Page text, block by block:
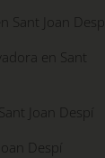
Sant Joan Despí
en Sant
Joan Despí
Despí